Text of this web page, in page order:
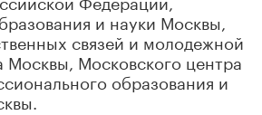
и науки Москвы,
связей и молодежной
Москвы, Московского центра
образования и